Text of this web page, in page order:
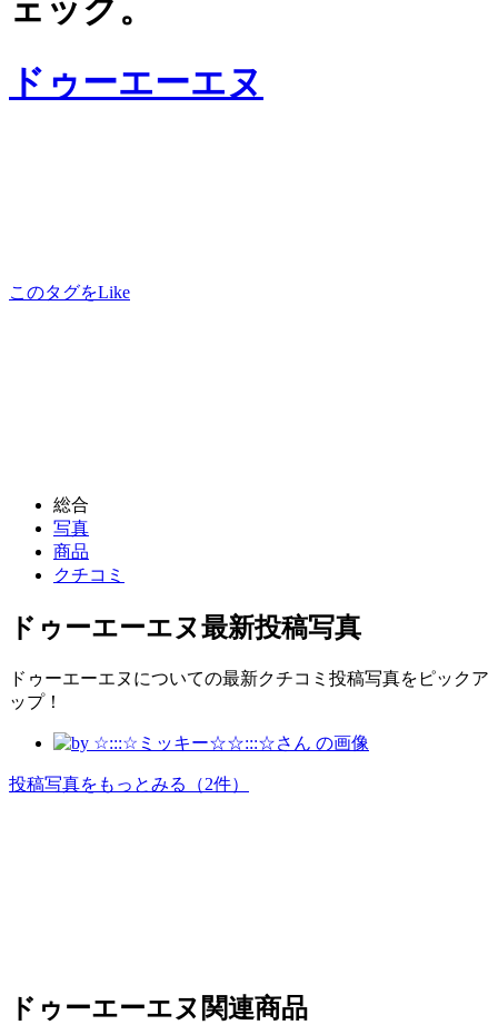
ェック。
ドゥーエーエヌ
このタグをLike
総合
写真
商品
クチコミ
ドゥーエーエヌ最新投稿写真
ドゥーエーエヌについての最新クチコミ投稿写真をピックア
ップ！
投稿写真をもっとみる （2件）
ドゥーエーエヌ 関連商品